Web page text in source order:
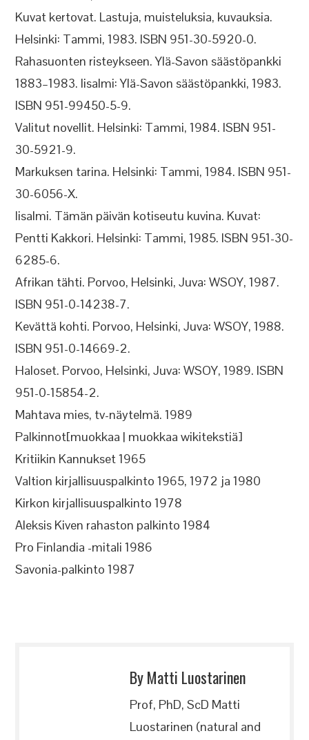
Kuvat kertovat. Lastuja, muisteluksia, kuvauksia.
Helsinki: Tammi, 1983. ISBN 951-30-5920-0.
Rahasuonten risteykseen. Ylä-Savon säästöpankki
1883–1983. Iisalmi: Ylä-Savon säästöpankki, 1983.
ISBN 951-99450-5-9.
Valitut novellit. Helsinki: Tammi, 1984. ISBN 951-
30-5921-9.
Markuksen tarina. Helsinki: Tammi, 1984. ISBN 951-
30-6056-X.
Iisalmi. Tämän päivän kotiseutu kuvina. Kuvat:
Pentti Kakkori. Helsinki: Tammi, 1985. ISBN 951-30-
6285-6.
Afrikan tähti. Porvoo, Helsinki, Juva: WSOY, 1987.
ISBN 951-0-14238-7.
Kevättä kohti. Porvoo, Helsinki, Juva: WSOY, 1988.
ISBN 951-0-14669-2.
Haloset. Porvoo, Helsinki, Juva: WSOY, 1989. ISBN
951-0-15854-2.
Mahtava mies, tv-näytelmä. 1989
Palkinnot[muokkaa | muokkaa wikitekstiä]
Kritiikin Kannukset 1965
Valtion kirjallisuuspalkinto 1965, 1972 ja 1980
Kirkon kirjallisuuspalkinto 1978
Aleksis Kiven rahaston palkinto 1984
Pro Finlandia -mitali 1986
Savonia-palkinto 1987
By Matti Luostarinen
Prof, PhD, ScD Matti
Luostarinen (natural and